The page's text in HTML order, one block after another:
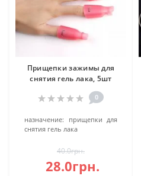
Прищепки зажимы для
снятия гель лака, 5шт
0
назначение:
прищепки для
снятия гель лака
40.0грн.
28.0грн.